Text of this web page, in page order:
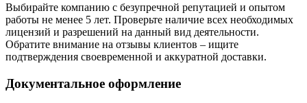
Выбирайте компанию с безупречной репутацией и опытом
работы не менее 5 лет. Проверьте наличие всех необходимых
лицензий и разрешений на данный вид деятельности.
Обратите внимание на отзывы клиентов – ищите
подтверждения своевременной и аккуратной доставки.
Документальное оформление